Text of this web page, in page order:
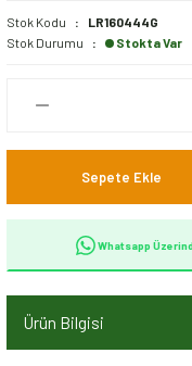
Stok Kodu
LR160444G
Stok Durumu
Stokta Var
Sepete Ekle
Whatsapp
Ürün Bilgisi